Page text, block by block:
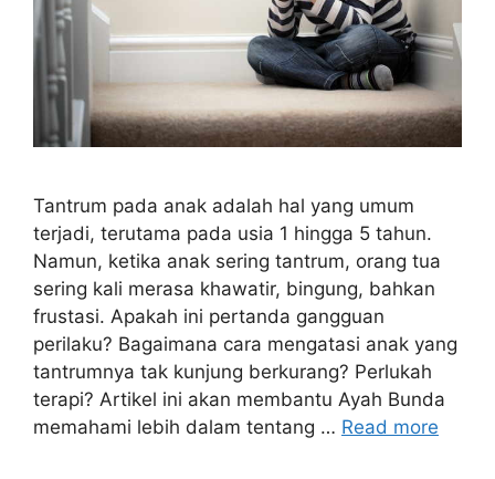
Tantrum pada anak adalah hal yang umum
terjadi, terutama pada usia 1 hingga 5 tahun.
Namun, ketika anak sering tantrum, orang tua
sering kali merasa khawatir, bingung, bahkan
frustasi. Apakah ini pertanda gangguan
perilaku? Bagaimana cara mengatasi anak yang
tantrumnya tak kunjung berkurang? Perlukah
terapi? Artikel ini akan membantu Ayah Bunda
memahami lebih dalam tentang … Read more